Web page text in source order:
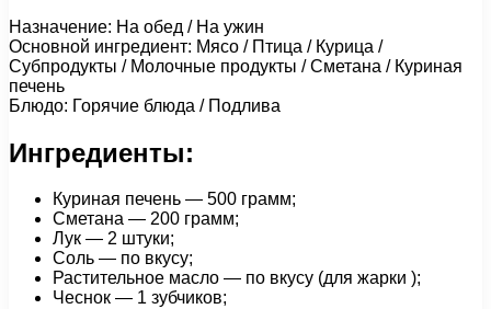
Назначение: На обед / На ужин
Основной ингредиент: Мясо / Птица / Курица /
Субпродукты / Молочные продукты / Сметана / Куриная
печень
Блюдо: Горячие блюда / Подлива
Ингредиенты:
Куриная печень — 500 грамм;
Сметана — 200 грамм;
Лук — 2 штуки;
Соль — по вкусу;
Растительное масло — по вкусу (для жарки );
Чеснок — 1 зубчиков;